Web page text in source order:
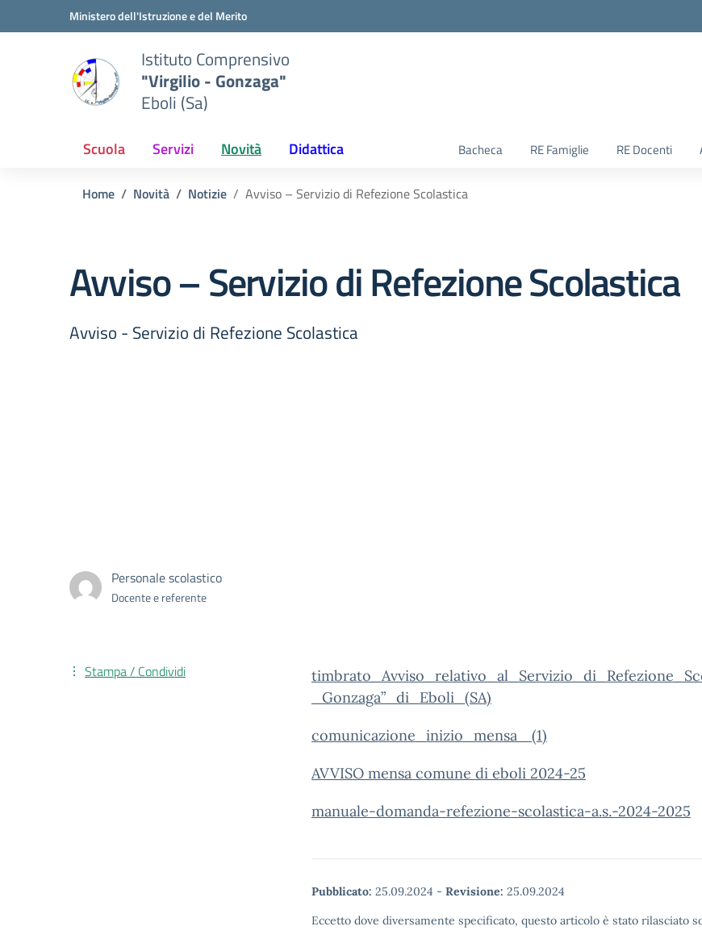
Vai ai contenuti
Vai al menu di navigazioneMinistero dell'Istruzione e del Merito
Istituto Comprensivo
"Virgilio - Gonzaga"
Eboli (Sa)
Scuola Servizi Novità Didattica Bacheca RE Famiglie RE Docenti
Home Novità Notizie Avviso – Servizio di Refezione Scolastica
Avviso – Servizio di Refezione Scolastica
Avviso - Servizio di Refezione Scolastica
Personale scolastico
Docente e referente
_Gonzaga”_di_Eboli_(SA)
comunicazione_inizio_mensa_ (1)
AVVISO mensa comune di eboli 2024-25
manuale-domanda-refezione-scolastica-a.s.-2024-2025
Pubblicato: 25.09.2024 - Revisione: 25.09.2024
Eccetto dove diversamente specificato, questo articolo è stato rilasciato
Stampa / Condividi